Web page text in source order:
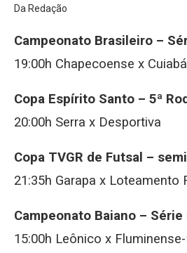
Da Redação
Campeonato Brasileiro –
19:00h Chapecoense x Cuiabá
Copa Espírito Santo – 5ª
20:00h Serra x Desportiva
Copa TVGR de Futsal –
21:35h Garapa x Loteamento
Campeonato Baiano – Série
15:00h Leônico x